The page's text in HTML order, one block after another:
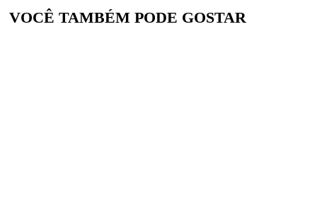
VOCÊ TAMBÉM PODE GOSTAR